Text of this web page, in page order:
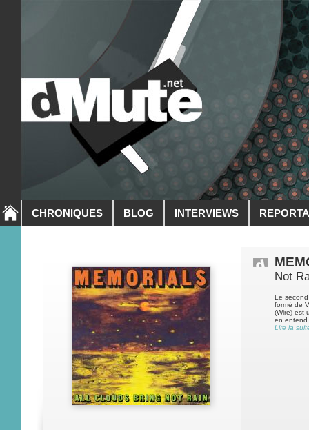
CHRONIQUES BLOG INTERVIEWS
Not
Le
formé de
(Wire) est
en
Lire la